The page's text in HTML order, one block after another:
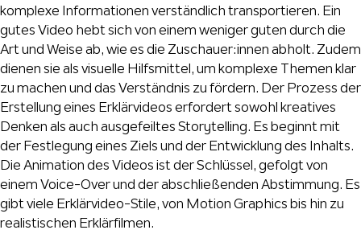
komplexe Informationen verständlich transportieren. Ein
gutes Video hebt sich von einem weniger guten durch die
Art und Weise ab, wie es die Zuschauer:innen abholt. Zudem
dienen sie als visuelle Hilfsmittel, um komplexe Themen klar
zu machen und das Verständnis zu fördern. Der Prozess der
Erstellung eines Erklärvideos erfordert sowohl kreatives
Denken als auch ausgefeiltes Storytelling. Es beginnt mit
der Festlegung eines Ziels und der Entwicklung des Inhalts.
Die Animation des Videos ist der Schlüssel, gefolgt von
einem Voice-Over und der abschließenden Abstimmung. Es
gibt viele Erklärvideo-Stile, von Motion Graphics bis hin zu
realistischen Erklärfilmen.